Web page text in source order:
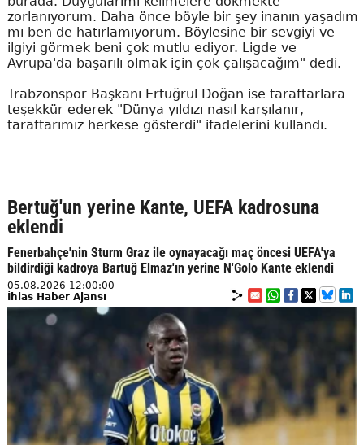
zorlanıyorum. Daha önce böyle bir şey inanın yaşadım
mı ben de hatırlamıyorum. Böylesine bir sevgiyi ve
ilgiyi görmek beni çok mutlu ediyor. Ligde ve
Avrupa'da başarılı olmak için çok çalışacağım" dedi.
Trabzonspor Başkanı Ertuğrul Doğan ise taraftarlara
teşekkür ederek "Dünya yıldızı nasıl karşılanır,
taraftarımız herkese gösterdi" ifadelerini kullandı.
Bertuğ'un yerine Kante, UEFA kadrosuna
eklendi
Fenerbahçe'nin Sturm Graz ile oynayacağı maç öncesi UEFA'ya
bildirdiği kadroya Bartuğ Elmaz'ın yerine N'Golo Kante eklendi
05.08.2026 12:00:00
İhlas Haber Ajansı